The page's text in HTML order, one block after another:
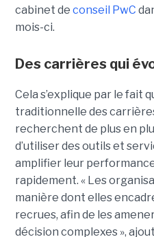
cabinet de conseil PwC
mois-ci.
Des carrières qui
Cela s’explique par le fait
traditionnelle des
recherchent de plus en
d’utiliser des outils et
amplifier leur
rapidement. « Les
manière dont elles
recrues, afin de les
décision complexes »,